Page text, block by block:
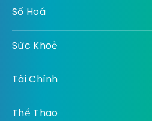
Số Hoá
Sức Khoẻ
Tài Chính
Thể Thao